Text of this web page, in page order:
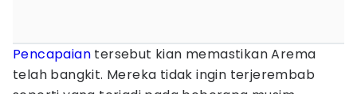
Pencapaian tersebut kian memastikan Arema
telah bangkit. Mereka tidak ingin terjerembab